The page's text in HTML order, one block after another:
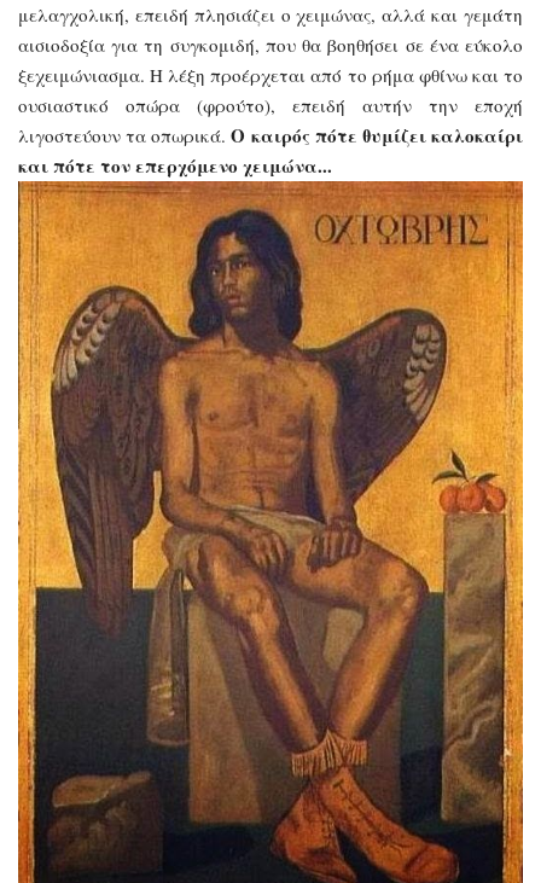
μελαγχολική, επειδή πλησιάζει ο χειμώνας, αλλά και γεμάτη
αισιοδοξία για τη συγκομιδή, που θα βοηθήσει σε ένα εύκολο
ξεχειμώνιασμα. Η λέξη προέρχεται από το ρήμα φθίνω και το
ουσιαστικό οπώρα (φρούτο), επειδή αυτήν την εποχή
λιγοστεύουν τα οπωρικά. Ο καιρός πότε θυμίζει καλοκαίρι
και πότε τον επερχόμενο χειμώνα...